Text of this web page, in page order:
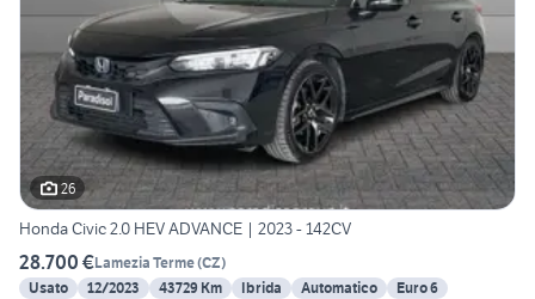
26
Honda Civic 2.0 HEV ADVANCE | 2023 - 142CV
28.700 €Lamezia Terme(CZ)
Usato
12/2023 43729 Km Ibrida Automatico
Euro 6